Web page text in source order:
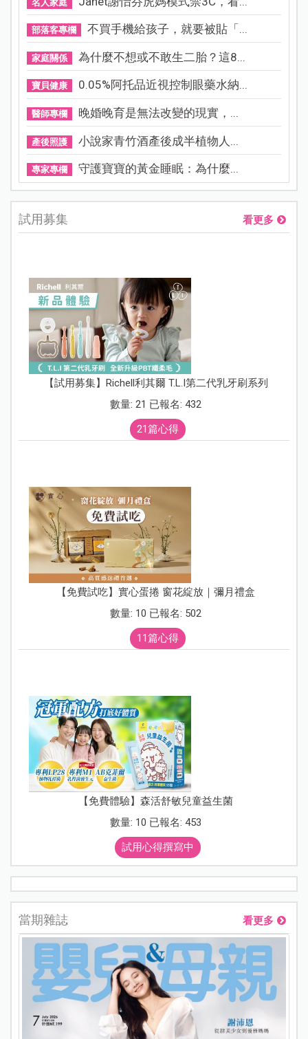
名人家庭
部落客專欄 不買手機給孩子，就要被貼「...
家庭關係 為什麼不想或不敢生二胎？這8...
寶貝健康 0.05%阿托品近視控制眼藥水納...
醫師專欄 晚婚晚育是無法改變的現實，...
產後照護 小說家青竹酒產後成半植物人...
專家專欄 守護寶寶的黃金睡眠：為什麼...
試用募集 看更多
【試用募集】Richell利其爾 T.L.I第二代乳牙刷系列
數量: 21 已報名: 432
21篇心得
【免費試吃】實心蛋捲 窗花綻放｜彌月禮盒
數量: 10 已報名: 502
11篇心得
【免費體驗】森活舒敏兒童益生菌
數量: 10 已報名: 453
試用心得撰寫中
當期雜誌 看更多